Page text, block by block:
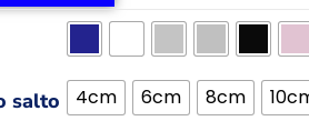
salto 4cm 6cm 8cm